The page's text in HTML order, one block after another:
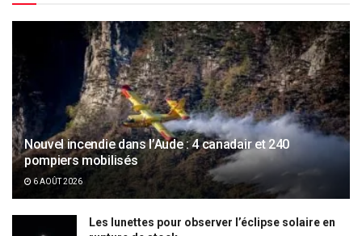
Nouvel incendie dans l’Aude : 4 canadair et 240
pompiers mobilisés
6 AOÛT 2026
Les lunettes pour observer l’éclipse solaire en